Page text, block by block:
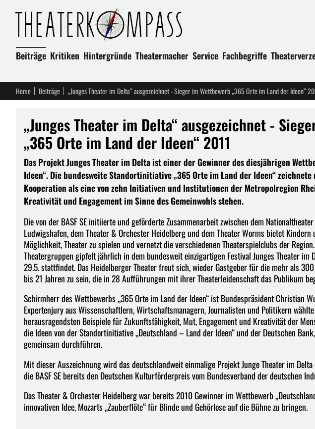
Beiträge Kritiken Hintergründe Theatermacher Service Fachbegriffe
Home Beiträge „Junges Theater im Delta“ ausgezeichnet - Sieger im Wettbewerb „365 Orte im Land der Ideen“
„Junges Theater im Delta“ ausgezeichnet -
„365 Orte im Land der Ideen“ 2011
Das Projekt Junges Theater im Delta ist einer der Gewinner des diesjährigen
Ideen“. Die bundesweite Standortinitiative „365 Orte im Land der Ideen“
Kooperation als eine von zehn Initiativen und Institutionen der Metropolregion
Kreativität und Engagement im Sinne des Gemeinwohls stehen.
Die von der BASF SE initiierte und geförderte Zusammenarbeit zwischen dem
Ludwigshafen, dem Theater & Orchester Heidelberg und dem Theater Worms bietet
Möglichkeit, Theater zu spielen und vernetzt die verschiedenen Theaterspielclubs der
Theatergruppen gipfelt jährlich in dem bundesweit einzigartigen Festival Junges Theater im
29.5. stattfindet. Das Heidelberger Theater freut sich, wieder Gastgeber für die mehr als
bis 21 Jahren zu sein, die in 28 Aufführungen mit ihrer Theaterleidenschaft das Publikum
Schirmherr des Wettbewerbs „365 Orte im Land der Ideen“ ist Bundespräsident Christian
Expertenjury aus Wissenschaftlern, Wirtschaftsmanagern, Journalisten und Politikern
herausragendsten Beispiele für Zukunftsfähigkeit, Mut, Engagement und Kreativität der
die Ideen von der Standortinitiative „Deutschland – Land der Ideen“ und der Deutschen
gemeinsam durchführen.
Mit dieser Auszeichnung wird das deutschlandweit einmalige Projekt Junge Theater im
die BASF SE bereits den Deutschen Kulturförderpreis vom Bundesverband der deutschen
Das Theater & Orchester Heidelberg war bereits 2010 Gewinner im Wettbewerb
innovativen Idee, Mozarts „Zauberflöte“ für Blinde und Gehörlose auf die Bühne zu bringen.